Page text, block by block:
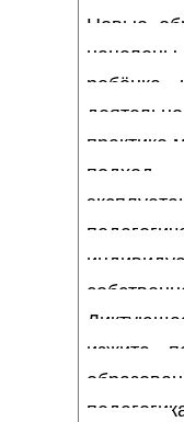
Новые
ребёнка
практике
изжита,